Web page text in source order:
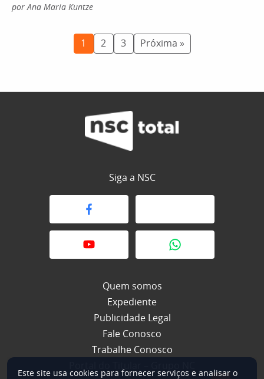
por Ana Maria Kuntze
1 2 3 Próxima »
Siga a NSC
Quem somos
Expediente
Publicidade Legal
Fale Conosco
Trabalhe Conosco
Este site usa cookies para fornecer serviços e analisar o